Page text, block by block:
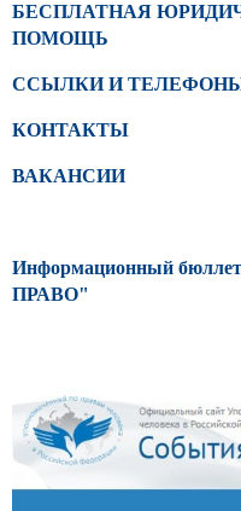
БЕСПЛАТНАЯ
ПОМОЩЬ
ССЫЛКИ И
КОНТАКТЫ
ВАКАНСИИ
Информационный
ПРАВО"